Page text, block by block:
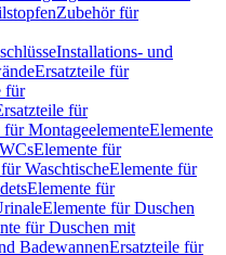
Zubehör für
Installations- und
Ersatzteile für
für
für
für MontageelementeElemente
Elemente für
WaschtischeElemente für
Elemente für
Elemente für Duschen
für Duschen mit
BadewannenErsatzteile für